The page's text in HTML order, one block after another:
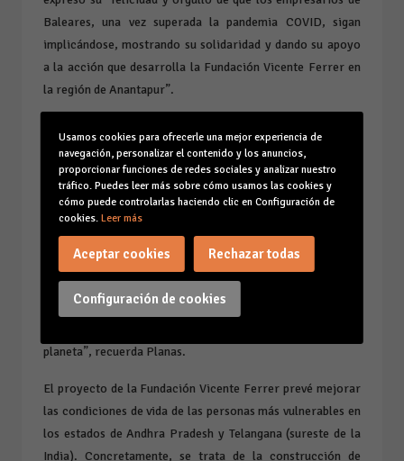
Baleares, una vez superada la pandemia COVID, sigan
implicándose, mostrando su solidaridad y dando su apoyo
a la acción que desarrolla la Fundación Vicente Ferrer en
la región de Anantapur”.
2020-, “los principales objetivos que perseguimos con esta
esta nueva campaña son proporcionar una vivienda digna y
segura a familias en situación de pobreza extrema,
empoderar a las mujeres dentro de la sociedad india, ya
que la propiedad de las viviendas se escritura a su nombre
para evitar que puedan ser repudiadas, una práctica muy
frecuente en este territorio, y, en tercer lugar,
proporcionar protección y seguridad a estas aldeas
planeta”, recuerda Planas.
El proyecto de la Fundación Vicente Ferrer prevé mejorar
las condiciones de vida de las personas más vulnerables en
los estados de Andhra Pradesh y Telangana (sureste de la
India). Concretamente, se trata de la construcción de
Usamos cookies para ofrecerle una mejor experiencia de
navegación, personalizar el contenido y los anuncios,
proporcionar funciones de redes sociales y analizar nuestro
tráfico. Puedes leer más sobre cómo usamos las cookies y
cómo puede controlarlas haciendo clic en Configuración de
cookies. Leer más
Configuración de cookies
Aceptar cookies Rechazar todas